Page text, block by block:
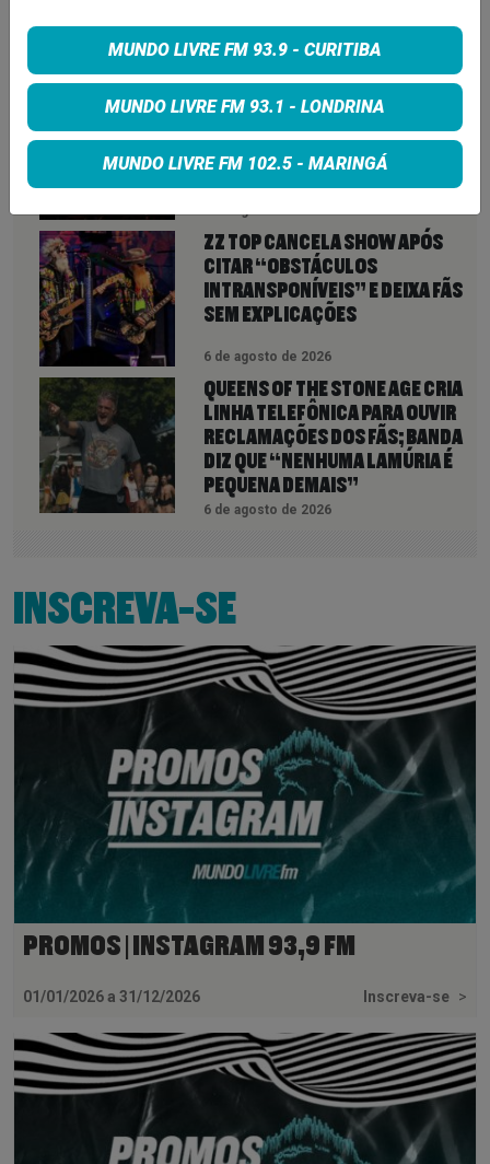
VEJA TAMBÉM
ROCK IN RIO 2026 ABRE NOVA
CHANCE PARA FÃS: INGRESSOS
VOLTAM À VENDA ATÉ PARA DIAS
ESGOTADOS
ZZ TOP CANCELA SHOW APÓS
CITAR “OBSTÁCULOS
INTRANSPONÍVEIS” E DEIXA FÃS
SEM EXPLICAÇÕES
6 de agosto de 2026
QUEENS OF THE STONE AGE CRIA
LINHA TELEFÔNICA PARA OUVIR
RECLAMAÇÕES DOS FÃS; BANDA
DIZ QUE “NENHUMA LAMÚRIA É
PEQUENA DEMAIS”
6 de agosto de 2026
INSCREVA-SE
PROMOS | INSTAGRAM 93,9 FM
01/01/2026 a 31/12/2026 Inscreva-se >
MUNDO LIVRE FM 93.9 - CURITIBA
MUNDO LIVRE FM 93.1 - LONDRINA
MUNDO LIVRE FM 102.5 - MARINGÁ